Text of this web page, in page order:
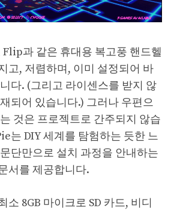
과 같은 휴대용 복고풍 핸드헬
고, 저렴하며, 이미 설정되어 바
다. (그리고 라이센스를 받지 않
되어 있습니다.) 그러나 우편으
것은 프로젝트로 간주되지 않습
는 DIY 세계를 탐험하는 듯한 느
단만으로 설치 과정을 안내하는
서를 제공합니다.
소 8GB 마이크로 SD 카드, 비디